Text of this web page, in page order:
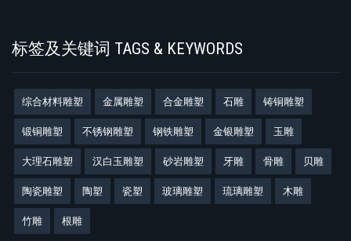
标签及关键词 TAGS & KEYWORDS
综合材料雕塑 金属雕塑 合金雕塑 石雕 铸铜雕塑
锻铜雕塑 不锈钢雕塑 钢铁雕塑 金银雕塑 玉雕
大理石雕塑 汉白玉雕塑 砂岩雕塑 牙雕 骨雕 贝雕
陶瓷雕塑 陶塑 瓷塑 玻璃雕塑 琉璃雕塑 木雕
竹雕 根雕